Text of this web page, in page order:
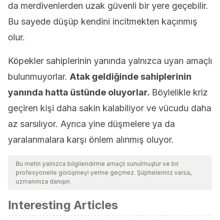
da merdivenlerden uzak güvenli bir yere geçebilir.
Bu sayede düşüp kendini incitmekten kaçınmış
olur.
Köpekler sahiplerinin yanında yalnızca uyarı amaçlı
bulunmuyorlar. Atak geldiğinde sahiplerinin
yanında hatta üstünde oluyorlar. Böylelikle kriz
geçiren kişi daha sakin kalabiliyor ve vücudu daha
az sarsılıyor. Ayrıca yine düşmelere ya da
yaralanmalara karşı önlem alınmış oluyor.
Bu metin yalnızca bilgilendirme amaçlı sunulmuştur ve bir
profesyonelle görüşmeyi yerine geçmez. Şüpheleriniz varsa,
uzmanınıza danışın.
Interesting Articles